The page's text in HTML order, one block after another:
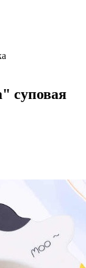
суповая